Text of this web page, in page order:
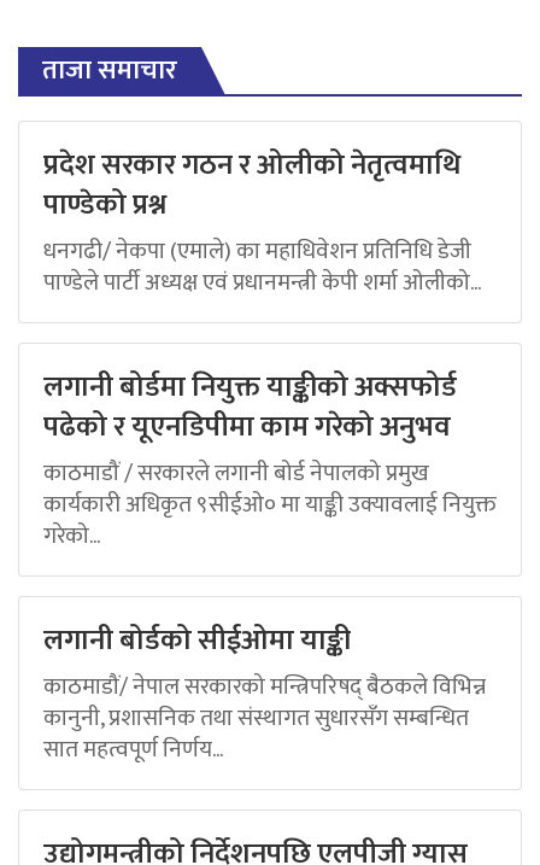
ताजा समाचार
प्रदेश सरकार गठन र ओलीको नेतृत्वमाथि
पाण्डेको प्रश्न
धनगढी/ नेकपा (एमाले) का महाधिवेशन प्रतिनिधि डेजी
पाण्डेले पार्टी अध्यक्ष एवं प्रधानमन्त्री केपी शर्मा ओलीको...
लगानी बोर्डमा नियुक्त याङ्कीको अक्सफोर्ड
पढेको र यूएनडिपीमा काम गरेको अनुभव
काठमाडौं / सरकारले लगानी बोर्ड नेपालको प्रमुख
कार्यकारी अधिकृत ९सीईओ० मा याङ्की उक्यावलाई नियुक्त
गरेको...
लगानी बोर्डको सीईओमा याङ्की
काठमाडौं/ नेपाल सरकारको मन्त्रिपरिषद् बैठकले विभिन्न
कानुनी, प्रशासनिक तथा संस्थागत सुधारसँग सम्बन्धित
सात महत्वपूर्ण निर्णय...
उद्योगमन्त्रीको निर्देशनपछि एलपीजी ग्यास